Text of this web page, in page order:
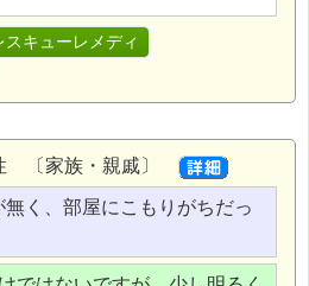
スキューレメディ
〔家族・親戚〕
く、部屋にこもりがちだっ